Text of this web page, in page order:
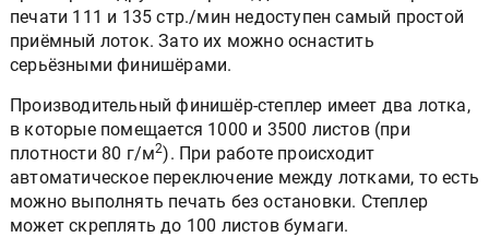
печати 111 и 135 стр./мин недоступен самый простой
приёмный лоток. Зато их можно оснастить
серьёзными финишёрами.
Производительный финишёр-степлер имеет два лотка,
в которые помещается 1000 и 3500 листов (при
плотности 80 г/м2). При работе происходит
автоматическое переключение между лотками, то есть
можно выполнять печать без остановки. Степлер
может скреплять до 100 листов бумаги.